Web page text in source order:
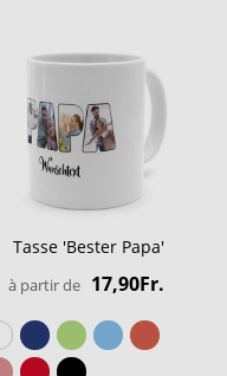
Tasse 'Bester Papa'
à partir de 17,90Fr.